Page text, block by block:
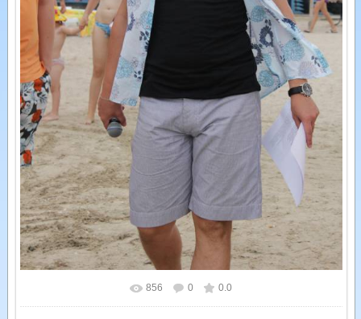
У реальному розмірі 1066x1600
856 0 0.0